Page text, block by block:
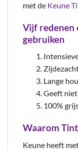
met de Keune
Vijf redenen
gebruiken
Lange
Geeft
100%
Waarom
Keune heeft